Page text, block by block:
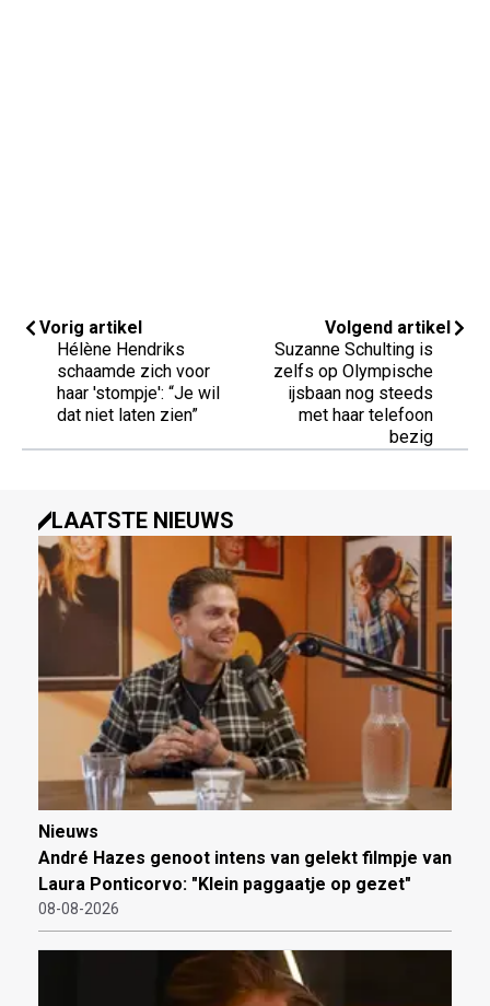
Vorig artikel
Hélène Hendriks
schaamde zich voor
haar 'stompje': “Je wil
dat niet laten zien”
Volgend artikel
Suzanne Schulting is
zelfs op Olympische
ijsbaan nog steeds
met haar telefoon
bezig
LAATSTE NIEUWS
Nieuws
André Hazes genoot intens van gelekt filmpje van
Laura Ponticorvo: "Klein paggaatje op gezet"
08-08-2026